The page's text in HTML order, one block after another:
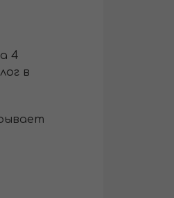
4
в